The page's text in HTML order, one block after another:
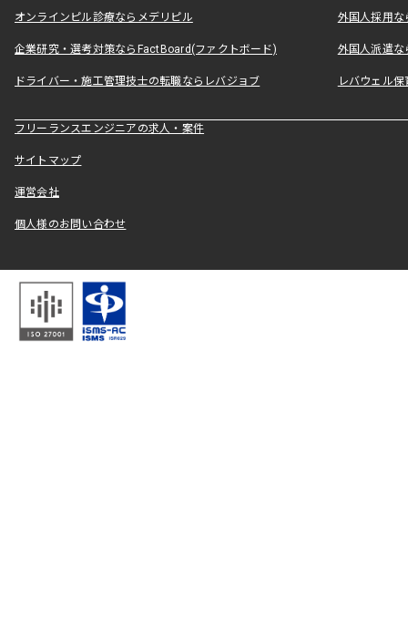
オンラインピル診療ならメデリピル 外国人採用
企業研究・選考対策ならFactBoard(ファクトボード) 外国人派遣な
ドライバー・施工管理技士の転職ならレバジョブ レバウェル
フリーランスエンジニアの求人・案件
サイトマップ
運営会社
個人様のお問い合わせ